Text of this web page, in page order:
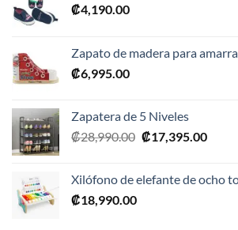
₡4,190.00
Zapato de madera para
₡6,995.00
Zapatera de 5 Niveles
₡28,990.00 El
era:
₡17,395.00El
es:
Xilófono de elefante de ocho
₡18,990.00